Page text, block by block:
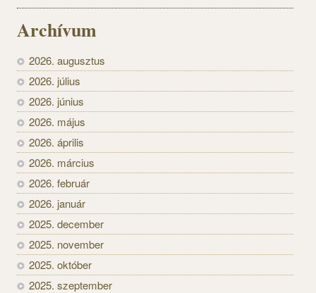
Archívum
2026. augusztus
2026. július
2026. június
2026. május
2026. április
2026. március
2026. február
2026. január
2025. december
2025. november
2025. október
2025. szeptember